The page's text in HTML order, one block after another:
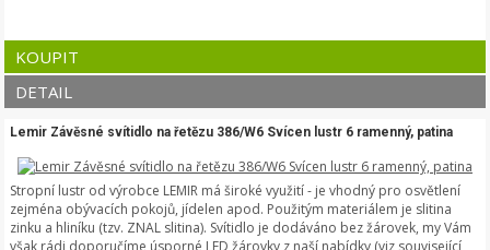
KOUPIT
DETAIL
Lemir Závěsné svítidlo na řetězu 386/W6 Svícen lustr 6 ramenný, patina
Stropní lustr od výrobce LEMIR má široké využití - je vhodný pro osvětlení
zejména obývacích pokojů, jídelen apod. Použitým materiálem je slitina
zinku a hliníku (tzv. ZNAL slitina). Svítidlo je dodáváno bez žárovek, my Vám
však rádi doporučíme úsporné LED žárovky z naší nabídky (viz související